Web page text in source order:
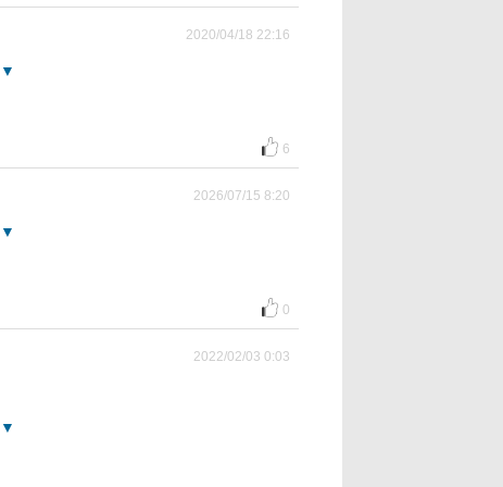
2020/04/18 22:16
6
2026/07/15 8:20
0
2022/02/03 0:03